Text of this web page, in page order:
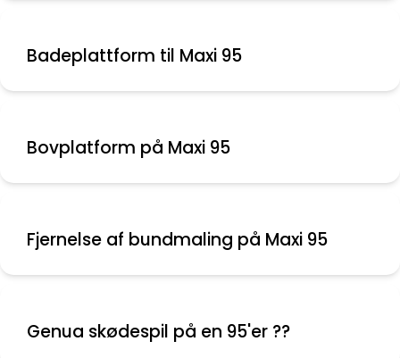
Badeplattform til Maxi 95
Bovplatform på Maxi 95
Fjernelse af bundmaling på Maxi 95
Genua skødespil på en 95'er ??